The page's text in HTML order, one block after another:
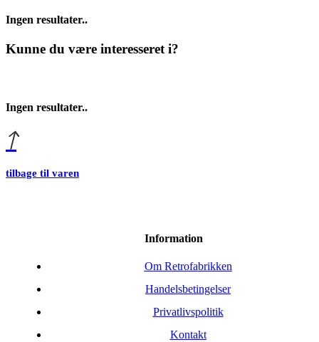
Ingen resultater..
Kunne du være interesseret i?
Ingen resultater..
tilbage til varen
Information
Om Retrofabrikken
Handelsbetingelser
Privatlivspolitik
Kontakt